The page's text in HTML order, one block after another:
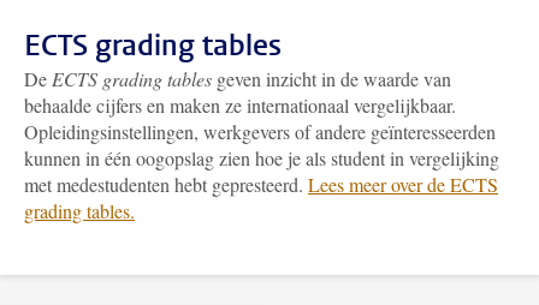
ECTS grading tables
De ECTS grading tables geven inzicht in de waarde van
behaalde cijfers en maken ze internationaal vergelijkbaar.
Opleidingsinstellingen, werkgevers of andere geïnteresseerden
kunnen in één oogopslag zien hoe je als student in vergelijking
met medestudenten hebt gepresteerd. Lees meer over de ECTS
grading tables.